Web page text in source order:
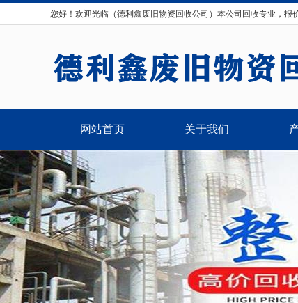
您好！欢迎光临（德利鑫废旧物资回收公司）本公司回收专业，报
网站首页 关于我们